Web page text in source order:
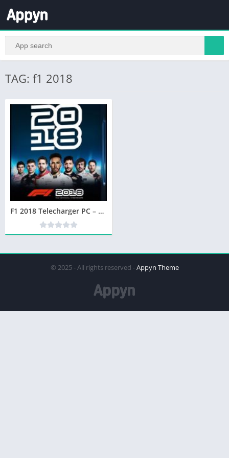
TAG: f1 2018
F1 2018 Telecharger PC – Version Complete – Jeu
© 2025 - All rights reserved -Appyn Theme